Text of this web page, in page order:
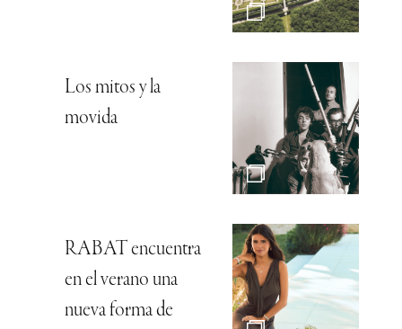
Los mitos y la
movida
RABAT encuentra
en el verano una
nueva forma de